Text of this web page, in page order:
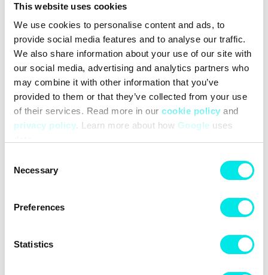
This website uses cookies
We use cookies to personalise content and ads, to
provide social media features and to analyse our traffic.
We also share information about your use of our site with
our social media, advertising and analytics partners who
may combine it with other information that you’ve
provided to them or that they’ve collected from your use
of their services. Read more in our cookie policy and
privacy policy. Learn more about how Google uses
Selection
Necessary
Preferences
Statistics
adidas Originals NMD R1 W
639,60 kr 1.599,00 kr
adidas Originals Stan Smith
Millencon W
519,60 kr
1.299,00 kr